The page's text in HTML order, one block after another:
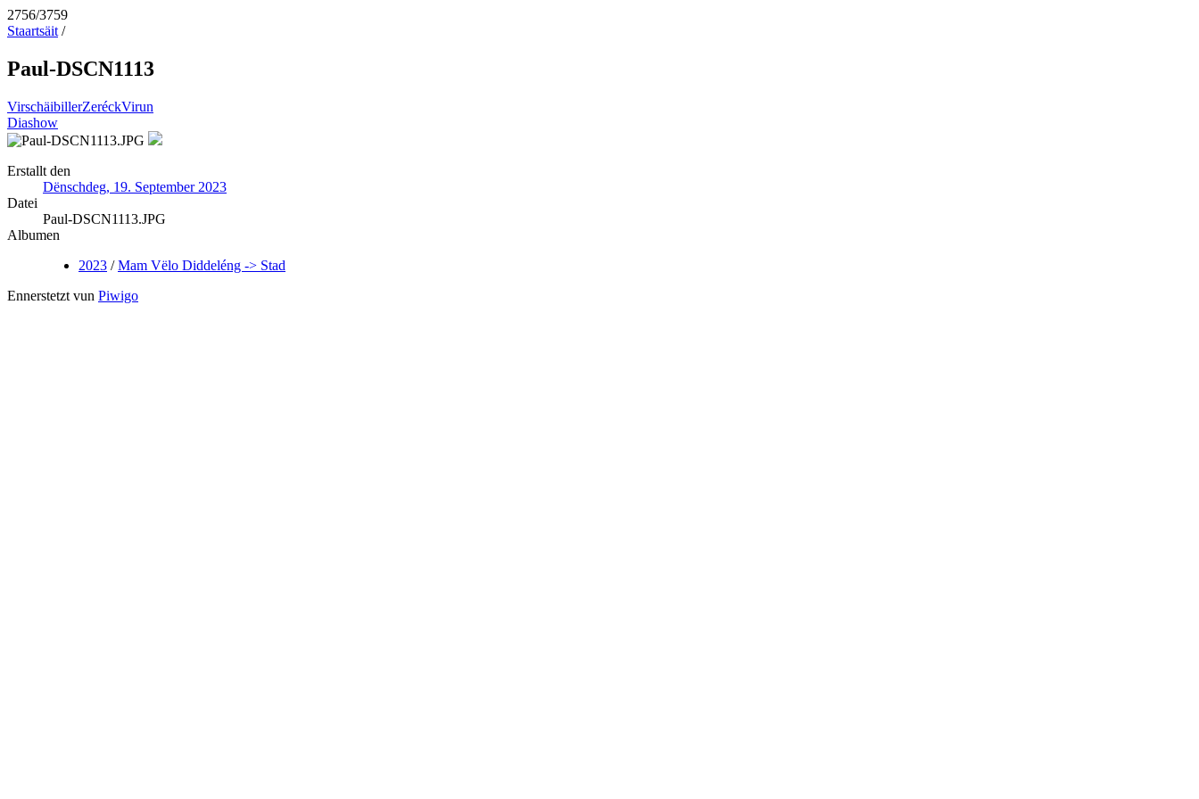
2756/3759
Staartsäit /
Paul-DSCN1113
VirschäibillerZeréckVirun
Diashow
Erstallt den
Dënschdeg, 19. September 2023
Datei
Paul-DSCN1113.JPG
Albumen
2023 /Mam Vëlo Diddeléng -> Stad
Ennerstetzt vun Piwigo